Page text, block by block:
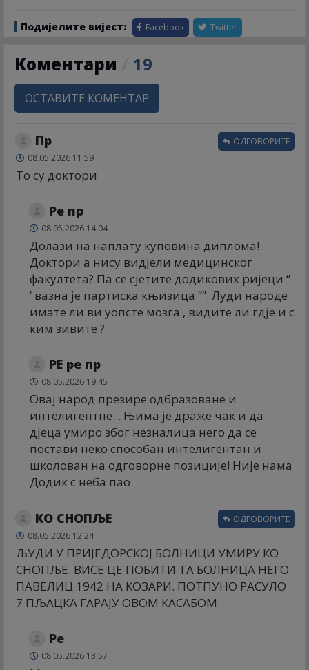
Подијелите вијест: Facebook Twitter
Коментари 19
ОСТАВИТЕ КОМЕНТАР
Пр
08.05.2026 11:59
То су доктори
ОДГОВОРИТЕ
Ре пр
08.05.2026 14:04
Долази на наплату куповина диплома!
Доктори а нису видјели медицинског
факултета? Па се сјетите додикових ријеци ‘’
‘ вазна је партиска књизица ‘’”. Луди народе
имате ли ви уопсте мозга , видите ли гдје и с
ким зивите ?
РЕ ре пр
08.05.2026 19:45
Овај народ презире одбразоване и
интелигентне... Њима је драже чак и да
дјеца умиро због незналица него да се
постави неко способан интелигентан и
школован на одговорне позиције! Није нама
Додик с неба пао
КО СНОПЉЕ
08.05.2026 12:24
ЉУДИ У ПРИЈЕДОРСКОЈ БОЛНИЦИ УМИРУ КО
СНОПЉЕ. ВИСЕ ЦЕ ПОБИТИ ТА БОЛНИЦА НЕГО
ПАВЕЛИЦ 1942 НА КОЗАРИ. ПОТПУНО РАСУЛО
7 ПЉАЦКА ГАРАЈУ ОВОМ КАСАБОМ.
ОДГОВОРИТЕ
Ре
08.05.2026 13:57